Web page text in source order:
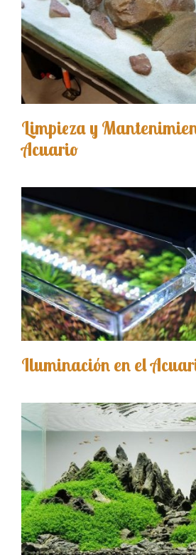
Limpieza y
Acuario
Iluminación en el